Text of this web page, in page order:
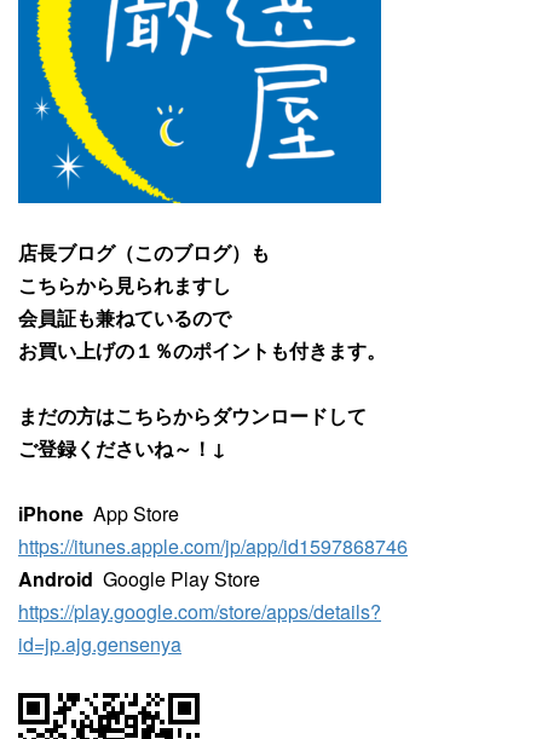
店長ブログ（このブログ）も
こちらから見られますし
会員証も兼ねているので
お買い上げの１％のポイントも付きます。
まだの方はこちらからダウンロードして
ご登録くださいね～！↓
iPhone App Store
https://itunes.apple.com/jp/app/id1597868746
Android Google Play Store
https://play.google.com/store/apps/details?
id=jp.ajg.gensenya